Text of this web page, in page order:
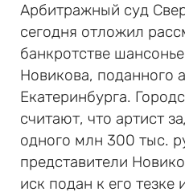
Арбитражный суд
сегодня отложил
банкротстве
Новикова, поданного
Екатеринбурга.
считают, что артист
одного млн 300 тыс.
представители
иск подан к его